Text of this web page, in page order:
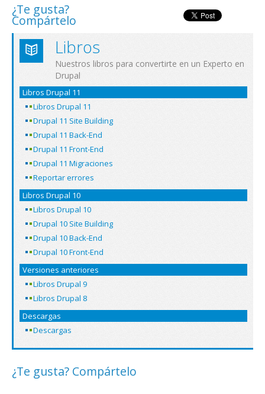
¿Te gusta?
Compártelo
Libros
Nuestros libros para convertirte en un Experto en
Drupal
Libros Drupal 11
Libros Drupal 11
Drupal 11 Site Building
Drupal 11 Back-End
Drupal 11 Front-End
Drupal 11 Migraciones
Reportar errores
Libros Drupal 10
Libros Drupal 10
Drupal 10 Site Building
Drupal 10 Back-End
Drupal 10 Front-End
Versiones anteriores
Libros Drupal 9
Libros Drupal 8
Descargas
Descargas
¿Te gusta? Compártelo